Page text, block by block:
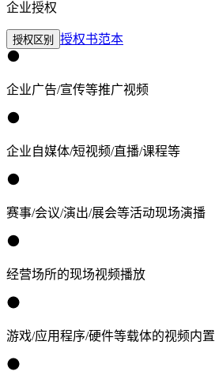
企业授权
授权区别 授权书范本
企业广告/宣传等推广视频
企业自媒体/短视频/直播/课程等
赛事/会议/演出/展会等活动现场演播
经营场所的现场视频播放
游戏/应用程序/硬件等载体的视频内置